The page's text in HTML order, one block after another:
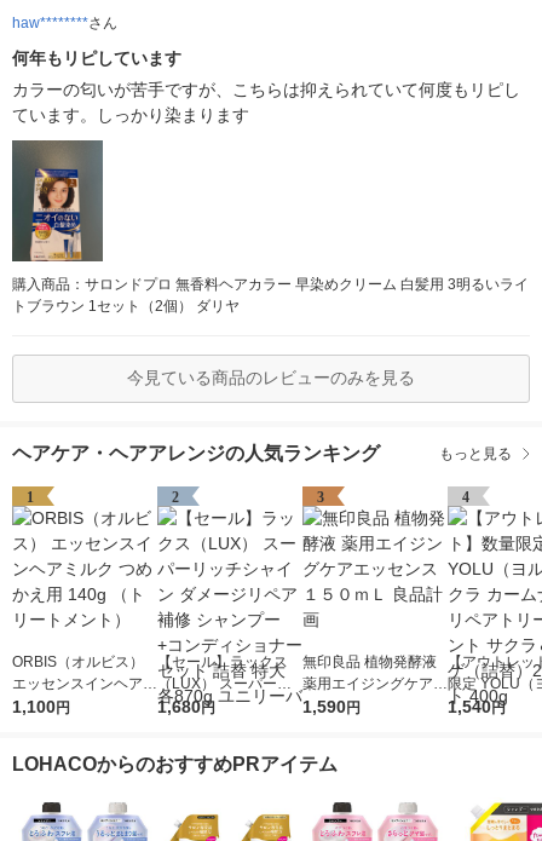
haw********さん
何年もリピしています
カラーの匂いが苦手ですが、こちらは抑えられていて何度もリピし
ています。しっかり染まります
購入商品：サロンドプロ 無香料ヘアカラー 早染めクリーム 白髪用 3明るいライ
トブラウン 1セット（2個） ダリヤ
今見ている商品のレビューのみを見る
ヘアケア・ヘアアレンジの人気ランキング もっと見る
1
ORBIS（オルビス）
エッセンスインヘアミ
ルク つめかえ用 140g
1,100円
2
【セール】ラックス
（LUX） スーパーリ
ッチシャイン ダメー
ー セット 詰替 特大 各
1,680円
3
無印良品 植物発酵液
薬用エイジングケアエ
ッセンス １５０ｍＬ
1,590円
4
【アウトレッ
限定 YOLU（
サクラ カー
1,540円
LOHACOからのおすすめPRアイテム